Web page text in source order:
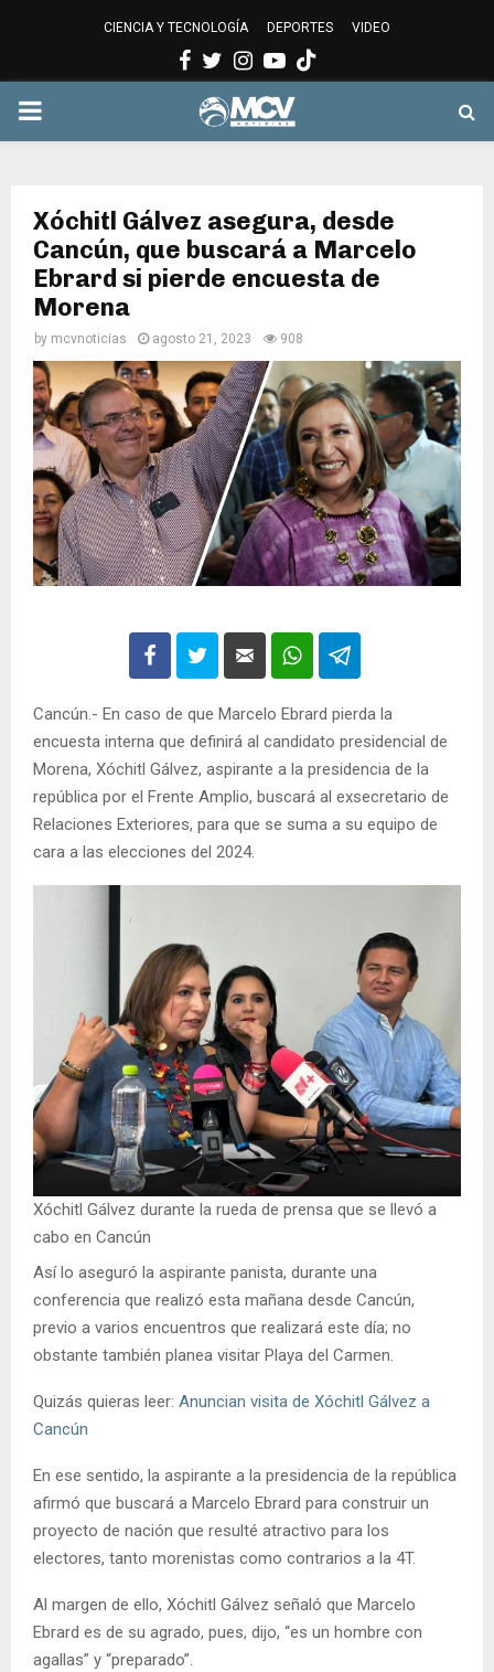
CIENCIA Y TECNOLOGÍA DEPORTES VIDEO
Facebook
Twitter
Instagram
Youtube
PRIMARY
Xóchitl Gálvez asegura, desde
Cancún, que buscará a Marcelo
Ebrard si pierde encuesta de
Morena
by mcvnoticias agosto 21, 2023 908
Cancún.- En caso de que Marcelo Ebrard pierda la
encuesta interna que definirá al candidato presidencial de
Morena, Xóchitl Gálvez, aspirante a la presidencia de la
república por el Frente Amplio, buscará al exsecretario de
Relaciones Exteriores, para que se suma a su equipo de
cara a las elecciones del 2024.
Xóchitl Gálvez durante la rueda de prensa que se llevó a
cabo en Cancún
Así lo aseguró la aspirante panista, durante una
conferencia que realizó esta mañana desde Cancún,
previo a varios encuentros que realizará este día; no
obstante también planea visitar Playa del Carmen.
Quizás quieras leer: Anuncian visita de Xóchitl Gálvez a
Cancún
En ese sentido, la aspirante a la presidencia de la república
afirmó que buscará a Marcelo Ebrard para construir un
proyecto de nación que resulté atractivo para los
electores, tanto morenistas como contrarios a la 4T.
Al margen de ello, Xóchitl Gálvez señaló que Marcelo
Ebrard es de su agrado, pues, dijo, “es un hombre con
agallas” y “preparado”.